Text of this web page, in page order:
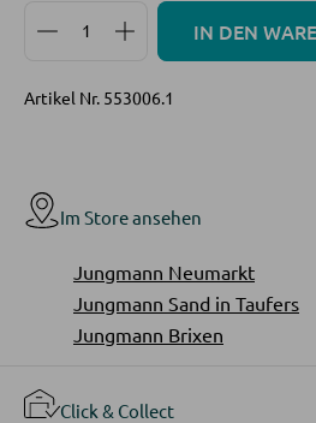
REGALE
Wandregale
Vitrinen
WOHNWÄNDE
Anbauwände
LED
LED-Deckenleuchten
LED-Strahler und LED-
LED-Tischleuchten
Produkt Anzahl: Gib
IN DEN
Artikel Nr. 553006.1
Im Store ansehen
Jungmann Neumarkt
Jungmann Sand in Taufers
Jungmann Brixen
Click & Collect